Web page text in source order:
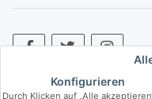
Konfigurieren
Durch Klicken auf „Alle
* Alle Preise inkl. gesetzlicher